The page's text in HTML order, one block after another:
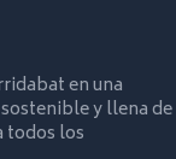
en una
y llena de
todos los